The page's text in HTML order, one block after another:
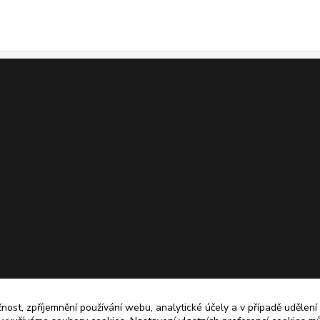
zpříjemnění používání webu, analytické účely a v případě